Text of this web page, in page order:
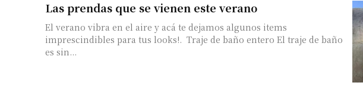
Las prendas que se vienen este verano
El verano vibra en el aire y acá te dejamos algunos items
imprescindibles para tus looks!. Traje de baño entero El traje de baño
es sin...